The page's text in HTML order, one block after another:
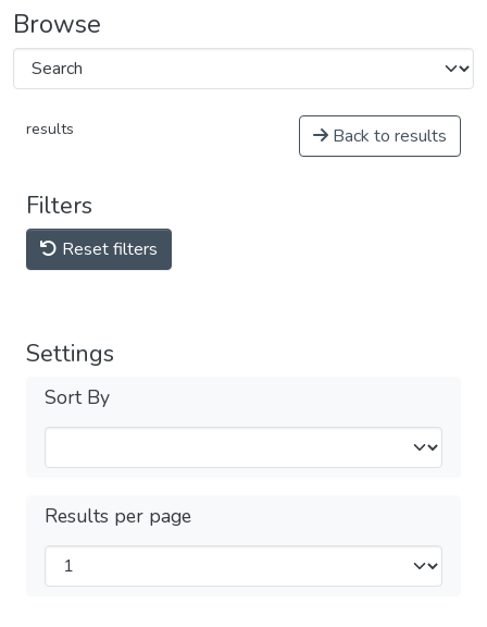
Browse
results Back to results
Filters
Reset filters
Settings
Sort By
Results per page